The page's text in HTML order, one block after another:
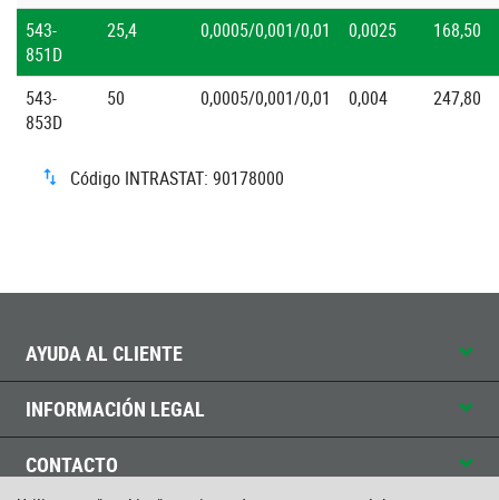
543-
851D
25,4 0,0005/0,001/0,01 0,0025 168,50
543-
853D
50 0,0005/0,001/0,01 0,004 247,80
Código INTRASTAT: 90178000
AYUDA AL CLIENTE
INFORMACIÓN LEGAL
CONTACTO